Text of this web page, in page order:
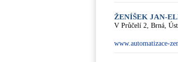
ŽENÍŠEK JAN-
V Průčelí 2, Brná,
www.automatizace-